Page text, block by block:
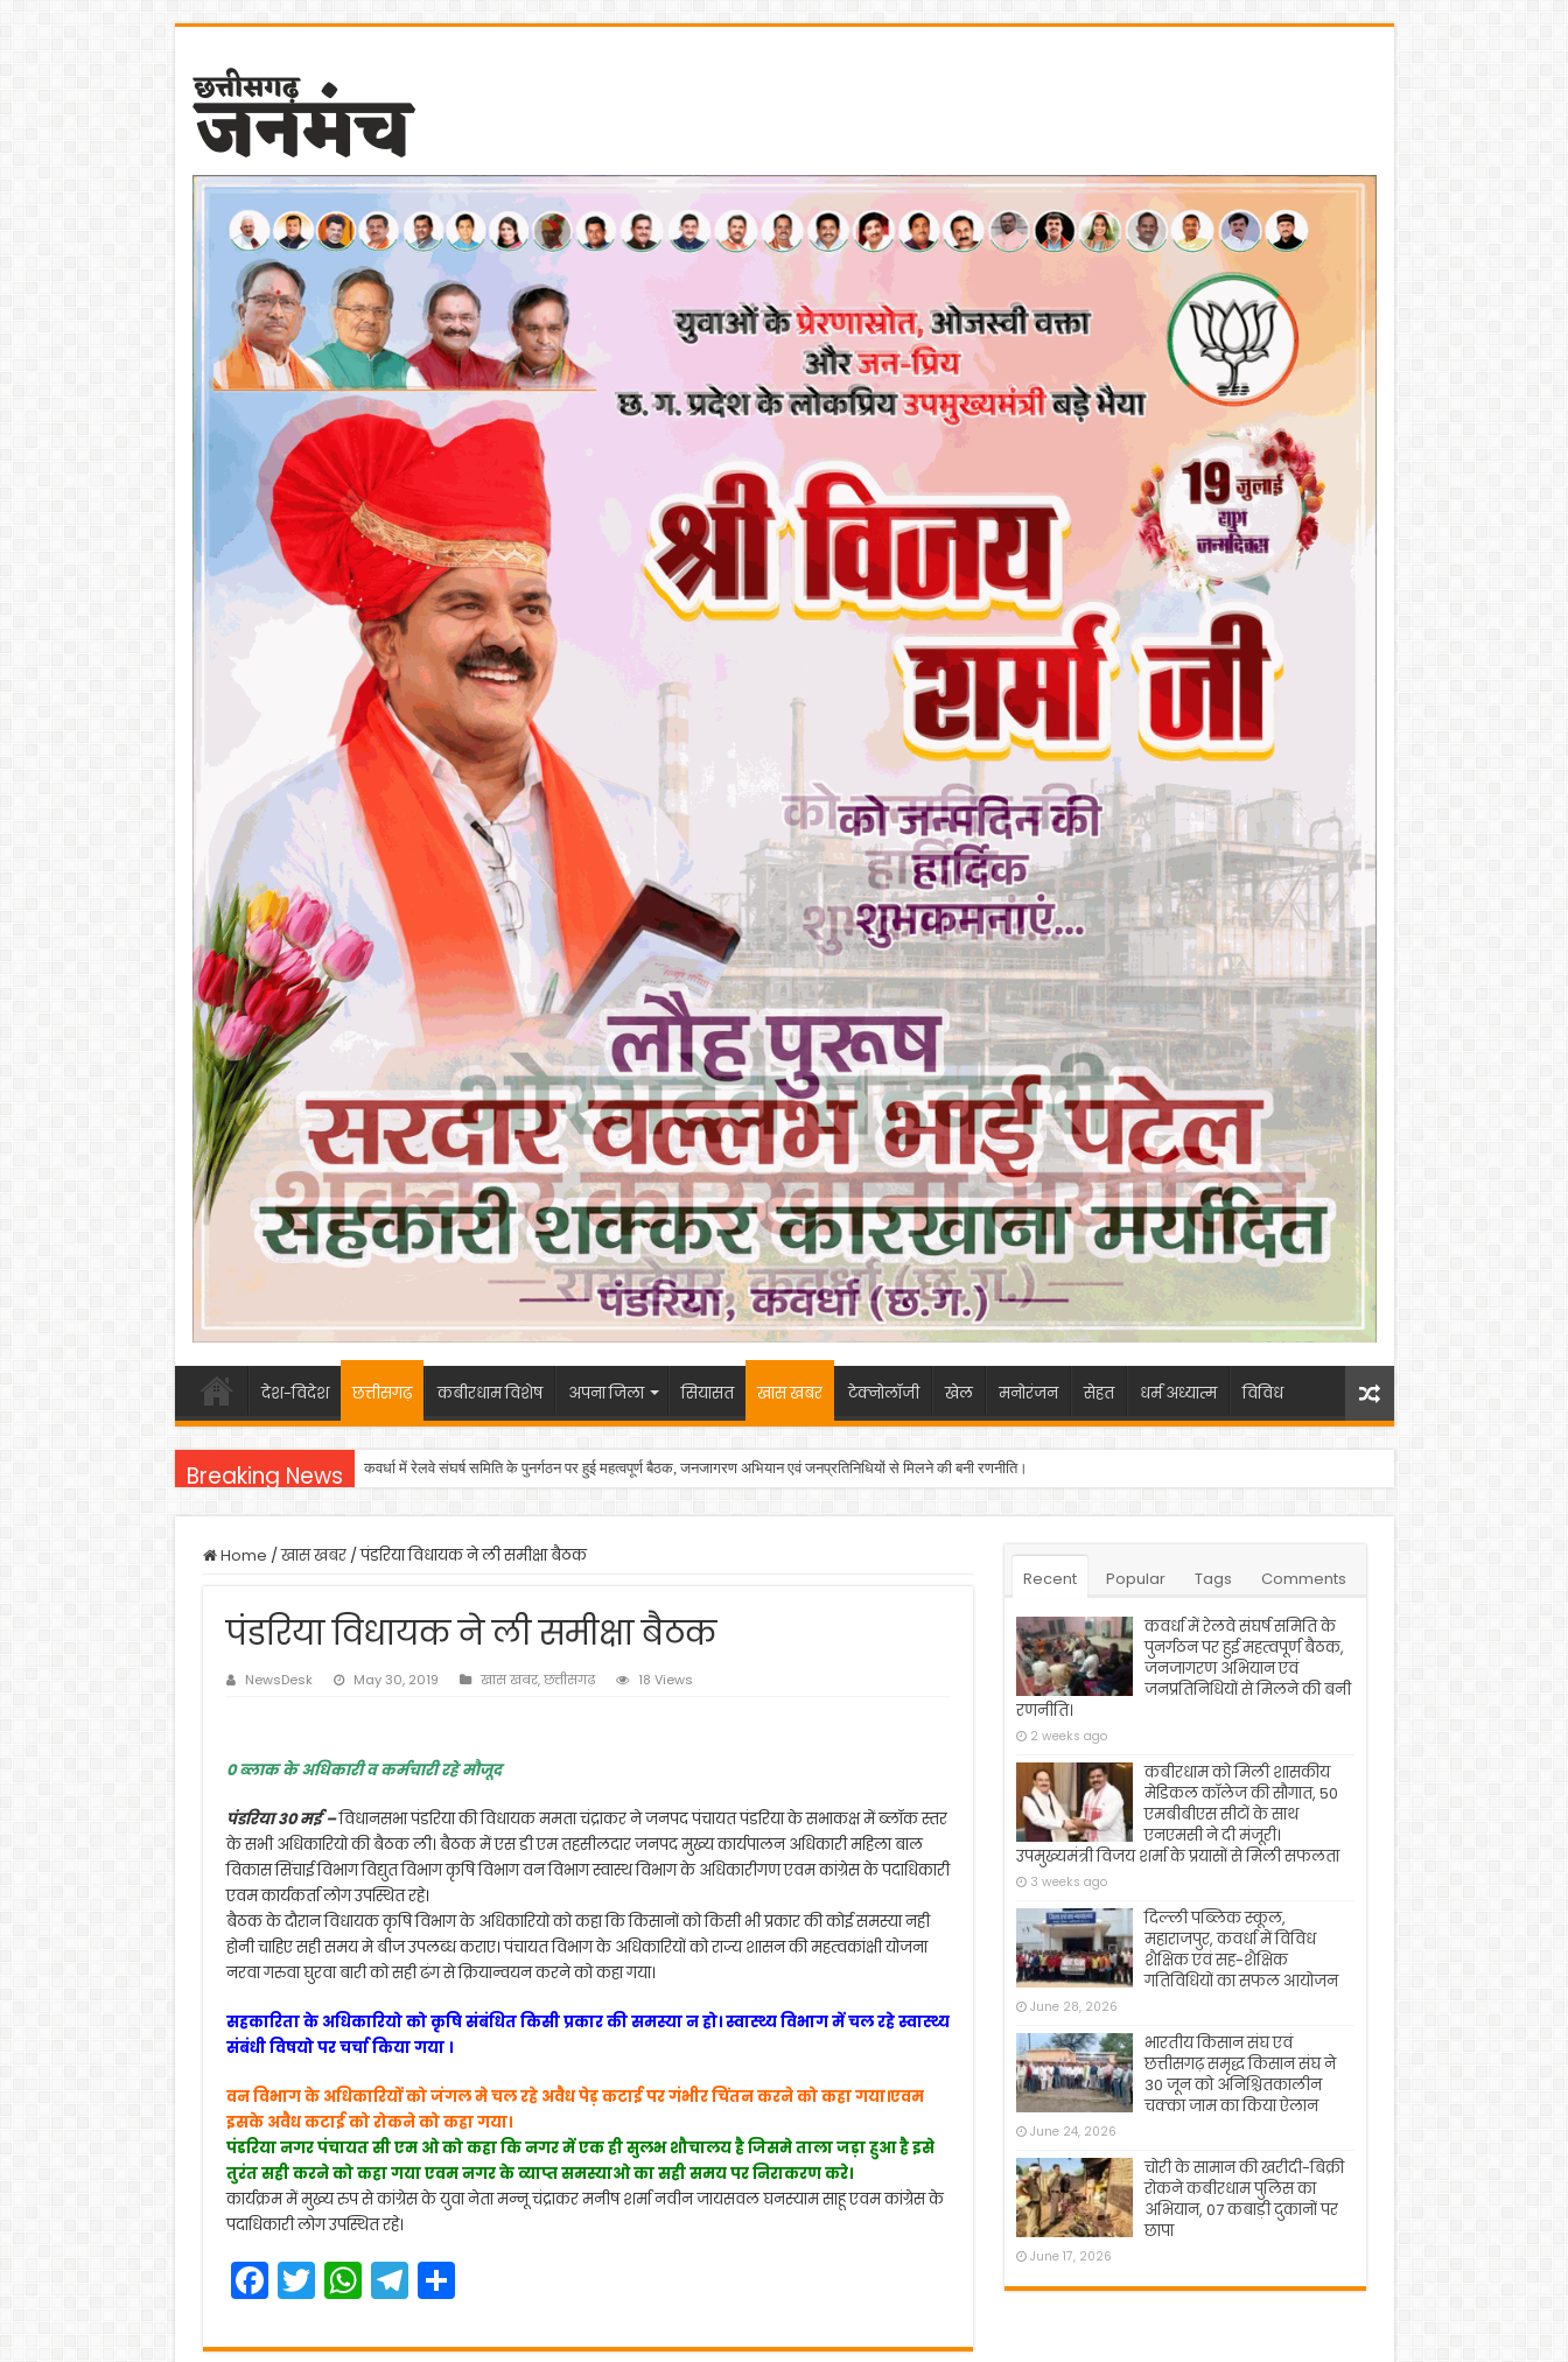
देश-विदेश छत्तीसगढ़ कबीरधाम विशेष अपना जिला सियासत खास खबर टेक्नोलॉजी खेल मनोरंजन सेहत धर्म अध्यात्म विविध
Breaking News कवर्धा में रेलवे संघर्ष समिति के पुनर्गठन पर हुई महत्वपूर्ण बैठक, जनजागरण अभियान एवं जनप्रतिनिधियों से मिलने की बनी रणनीति।
Home /खास खबर /पंडरिया विधायक ने ली समीक्षा बैठक
पंडरिया विधायक ने ली समीक्षा बैठक
NewsDesk May 30, 2019 खास खबर,छत्तीसगढ़ 18 Views
0 ब्लाक के अधिकारी व कर्मचारी रहे मौजूद
पंडरिया 30 मई –विधानसभा पंडरिया की विधायक ममता चंद्राकर ने जनपद पंचायत पंडरिया के सभाकक्ष में ब्लॉक स्तर
के सभी अधिकारियो की बैठक ली। बैठक में एस डी एम तहसीलदार जनपद मुख्य कार्यपालन अधिकारी महिला बाल
विकास सिंचाई विभाग विद्युत विभाग कृषि विभाग वन विभाग स्वास्थ विभाग के अधिकारीगण एवम कांग्रेस के पदाधिकारी
एवम कार्यकर्ता लोग उपस्थित रहे।
बैठक के दौरान विधायक कृषि विभाग के अधिकारियो को कहा कि किसानों को किसी भी प्रकार की कोई समस्या नही
होनी चाहिए सही समय मे बीज उपलब्ध कराए। पंचायत विभाग के अधिकारियों को राज्य शासन की महत्वकांक्षी योजना
नरवा गरुवा घुरवा बारी को सही ढंग से क्रियान्वयन करने को कहा गया।
सहकारिता के अधिकारियो को कृषि संबंधित किसी प्रकार की समस्या न हो। स्वास्थ्य विभाग में चल रहे स्वास्थ्य
संबंधी विषयो पर चर्चा किया गया ।
वन विभाग के अधिकारियों को जंगल मे चल रहे अवैध पेड़ कटाई पर गंभीर चिंतन करने को कहा गया।एवम
इसके अवैध कटाई को रोकने को कहा गया।
पंडरिया नगर पंचायत सी एम ओ को कहा कि नगर में एक ही सुलभ शौचालय है जिसमे ताला जड़ा हुआ है इसे
तुरंत सही करने को कहा गया एवम नगर के व्याप्त समस्याओ का सही समय पर निराकरण करे।
कार्यक्रम में मुख्य रुप से कांग्रेस के युवा नेता मन्नू चंद्राकर मनीष शर्मा नवीन जायसवल घनस्याम साहू एवम कांग्रेस के
पदाधिकारी लोग उपस्थित रहे।
F
a
T
w
W
h
T
el
S
Recent Popular Tags Comments
कवर्धा में रेलवे संघर्ष समिति के
पुनर्गठन पर हुई महत्वपूर्ण बैठक,
जनजागरण अभियान एवं
जनप्रतिनिधियों से मिलने की बनी
रणनीति।
2 weeks ago
कबीरधाम को मिली शासकीय
मेडिकल कॉलेज की सौगात, 50
एमबीबीएस सीटों के साथ
एनएमसी ने दी मंजूरी।
उपमुख्यमंत्री विजय शर्मा के प्रयासों से मिली सफलता
3 weeks ago
दिल्ली पब्लिक स्कूल,
महाराजपुर, कवर्धा में विविध
शैक्षिक एवं सह-शैक्षिक
गतिविधियों का सफल आयोजन
June 28, 2026
भारतीय किसान संघ एवं
छत्तीसगढ़ समृद्ध किसान संघ ने
30 जून को अनिश्चितकालीन
चक्का जाम का किया ऐलान
June 24, 2026
चोरी के सामान की खरीदी-बिक्री
रोकने कबीरधाम पुलिस का
अभियान, 07 कबाड़ी दुकानों पर
छापा
June 17, 2026